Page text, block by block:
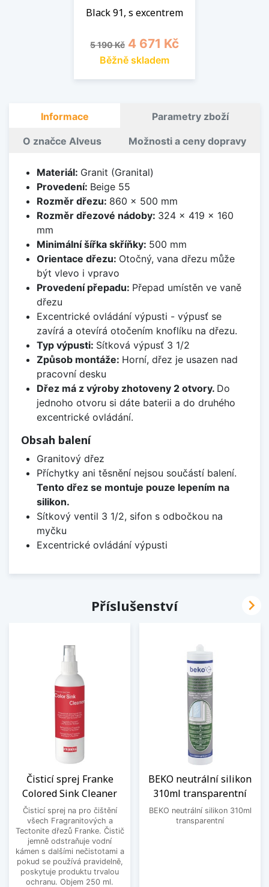
Black 91, s excentrem
Běžná cena
5 190 Kč Cena
4 671 Kč
Běžně skladem
Informace Parametry zboží
O značce Alveus Možnosti a ceny dopravy
Materiál: Granit (Granital)
Provedení: Beige 55
Rozměr dřezu: 860 x 500 mm
Rozměr dřezové nádoby: 324 x 419 x 160
mm
Minimální šířka skříňky: 500 mm
Orientace dřezu: Otočný, vana dřezu může
být vlevo i vpravo
Provedení přepadu: Přepad umístěn ve vaně
dřezu
Excentrické ovládání výpusti - výpusť se
zavírá a otevírá otočením knoflíku na dřezu.
Typ výpusti: Sítková výpusť 3 1/2
Způsob montáže: Horní, dřez je usazen nad
pracovní desku
Dřez má z výroby zhotoveny 2 otvory. Do
jednoho otvoru si dáte baterii a do druhého
excentrické ovládání.
Obsah balení
Granitový dřez
Příchytky ani těsnění nejsou součástí balení.
Tento dřez se montuje pouze lepením na
silikon.
Sítkový ventil 3 1/2, sifon s odbočkou na
myčku
Excentrické ovládání výpusti
Příslušenství
Čisticí sprej Franke
Colored Sink Cleaner
Čisticí sprej na pro čištění
všech Fragranitových a
Tectonite dřezů Franke. Čistič
jemně odstraňuje vodní
kámen s dalšími nečistotami a
pokud se používá pravidelně,
poskytuje produktu trvalou
ochranu. Objem 250 ml.
BEKO neutrální silikon
310ml transparentní
BEKO neutrální silikon 310ml
transparentní
